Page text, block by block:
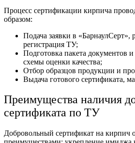
Процесс сертификации кирпича
образом:
Подача заявки в «БарнаулСерт»,
регистрация ТУ;
Подготовка пакета документов
схемы оценки качества;
Отбор образцов продукции и
Выдача готового сертификата,
Преимущества наличия
сертификата по ТУ
Добровольный сертификат на кирпич